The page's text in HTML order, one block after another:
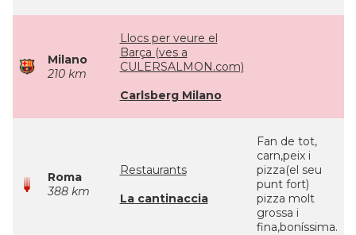
Milano
210 km
Llocs per veure el
Barça (ves a
CULERSALMON.com)
Carlsberg Milano
Roma
388 km
Restaurants
La cantinaccia
Fan de tot,
carn,peix i
pizza(el seu
punt fort)
pizza molt
grossa i
fina,boníssima.